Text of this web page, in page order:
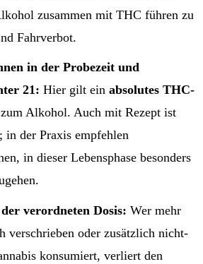
zusammen mit THC führen zu
Fahrverbot.
in der Probezeit und
21: Hier gilt ein absolutes THC-
Alkohol. Auch mit Rezept ist
in der Praxis empfehlen
in dieser Lebensphase besonders
verordneten Dosis: Wer mehr
verschrieben oder zusätzlich nicht-
konsumiert, verliert den